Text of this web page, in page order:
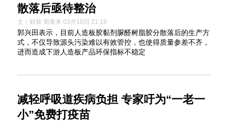
散落后亟待整治
文｜财新 周泰来 03月10日 21:18
郭兴田表示，目前人造板胶黏剂脲醛树脂胶分散落后的生产方
式，不仅导致源头污染难以有效管控，也使得质量参差不齐，
进而造成下游人造板产品环保指标不稳定
减轻呼吸道疾病负担 专家吁为“一老一
小”免费打疫苗